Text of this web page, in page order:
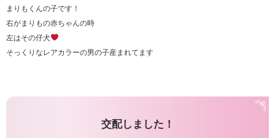
まりもくんの子です！
右がまりもの赤ちゃんの時
左はその仔犬
そっくりなレアカラーの男の子産まれてます
交配しました！